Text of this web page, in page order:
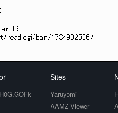
read.cgi/ban/1784932556/
Sites
Yaruyomi
AAMZ Viewer